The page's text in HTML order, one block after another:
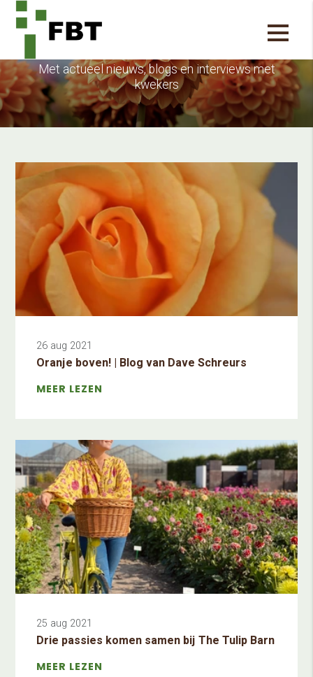
Blijf op de hoogte
Met actueel nieuws, blogs en interviews met
kwekers
26 aug 2021
Oranje boven! | Blog van Dave Schreurs
MEER LEZEN
25 aug 2021
Drie passies komen samen bij The Tulip Barn
MEER LEZEN